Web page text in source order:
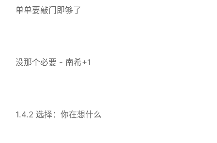
单单要敲门即够了
没那个必要 - 南希+1
1.4.2 选择：你在想什么